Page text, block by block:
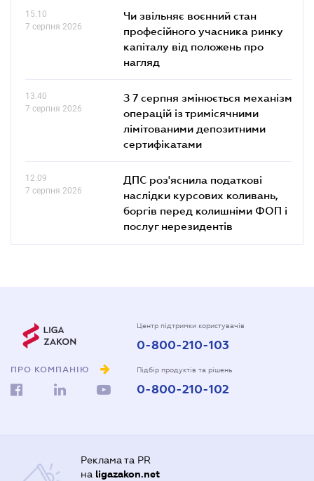
15.10
7 серпня 2026
Чи звільняє воєнний стан
професійного учасника ринку
капіталу від положень про
нагляд
13.40
7 серпня 2026
З 7 серпня змінюється механізм
операцій із тримісячними
лімітованими депозитними
сертифікатами
12.09
7 серпня 2026
ДПС роз'яснила податкові
наслідки курсових коливань,
боргів перед колишніми ФОП і
послуг нерезидентів
ПРО КОМПАНІЮ
Центр підтримки користувачів
0-800-210-103
Підбір продуктів та рішень
0-800-210-102
Реклама та PR
на ligazakon.net